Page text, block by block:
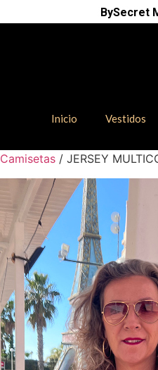
BySecret
Inicio Vestidos
Camisetas / JERSEY